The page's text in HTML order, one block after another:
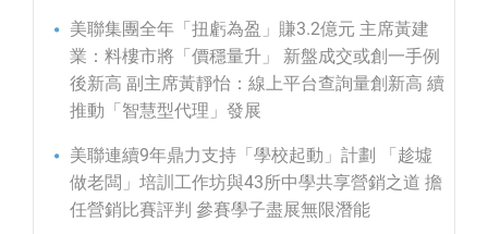
美聯集團全年「扭虧為盈」賺3.2億元 主席黃建
業：料樓市將「價穩量升」 新盤成交或創一手例
後新高 副主席黃靜怡：線上平台查詢量創新高 續
推動「智慧型代理」發展
美聯連續9年鼎力支持「學校起動」計劃 「趁墟
做老闆」培訓工作坊與43所中學共享營銷之道 擔
任營銷比賽評判 參賽學子盡展無限潛能